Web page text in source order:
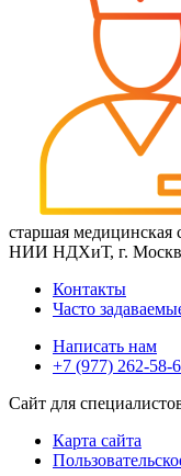
старшая медицинская
НИИ НДХиТ, г.
Контакты
Часто
Написать нам
+7 (977) 262-58-
Сайт для
Карта сайта